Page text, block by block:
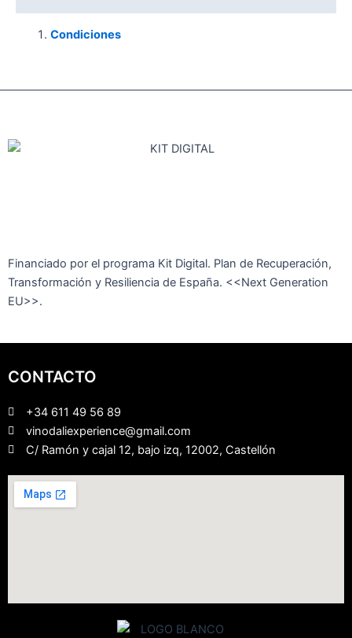
Condiciones
Financiado por el programa Kit Digital. Plan de Recuperación,
Transformación y Resiliencia de España. <<Next Generation
EU>>.
CONTACTO
+34 611 49 56 89
vinodaliexperience@gmail.com
C/ Ramón y cajal 12, bajo izq, 12002, Castellón